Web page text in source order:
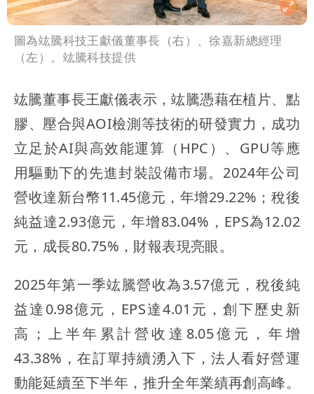
圖為竑騰科技王獻儀董事長（右）、徐嘉新總經理
（左）。竑騰科技提供
竑騰董事長王獻儀表示，竑騰憑藉在植片、點
膠、壓合與AOI檢測等技術的研發實力，成功
立足於AI與高效能運算（HPC）、GPU等應
用驅動下的先進封裝設備市場。2024年公司
營收達新台幣11.45億元，年增29.22%；稅後
純益達2.93億元，年增83.04%，EPS為12.02
元，成長80.75%，財報表現亮眼。
2025年第一季竑騰營收為3.57億元，稅後純
益達0.98億元，EPS達4.01元，創下歷史新
高；上半年累計營收達8.05億元，年增
43.38%，在訂單持續湧入下，法人看好營運
動能延續至下半年，推升全年業績再創高峰。